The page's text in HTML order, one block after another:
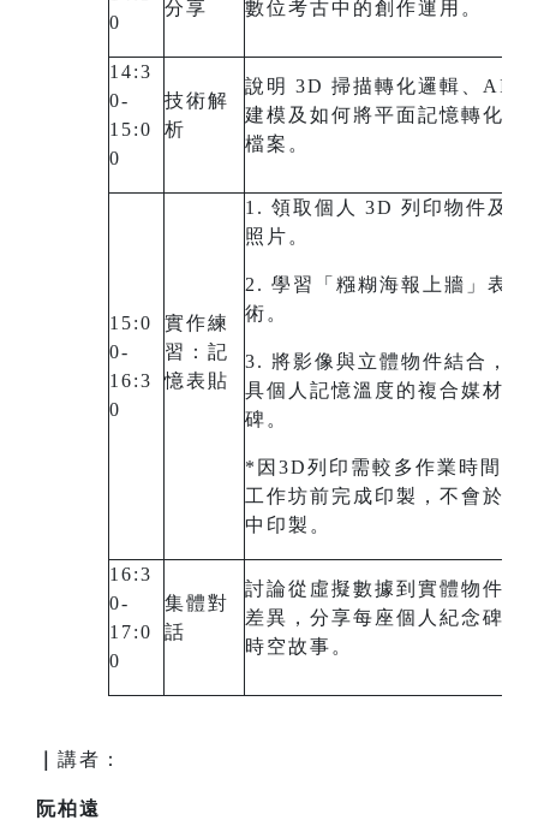
0
分享
數位考古中的創作運用。
14:3
0-
15:0
0
技術解
析
說明 3D 掃描轉化邏輯、AI
建模及如何將平面記憶轉化為
檔案。
15:0
0-
16:3
0
實作練
習：記
憶表貼
1. 領取個人 3D 列印物件及對
照片。
2. 學習「糨糊海報上牆」表貼
術。
3. 將影像與立體物件結合，創
具個人記憶溫度的複合媒材紀
碑。
*因3D列印需較多作業時間，
工作坊前完成印製，不會於工
中印製。
16:3
0-
17:0
0
集體對
話
討論從虛擬數據到實體物件的
差異，分享每座個人紀念碑背
時空故事。
講者：
阮柏遠